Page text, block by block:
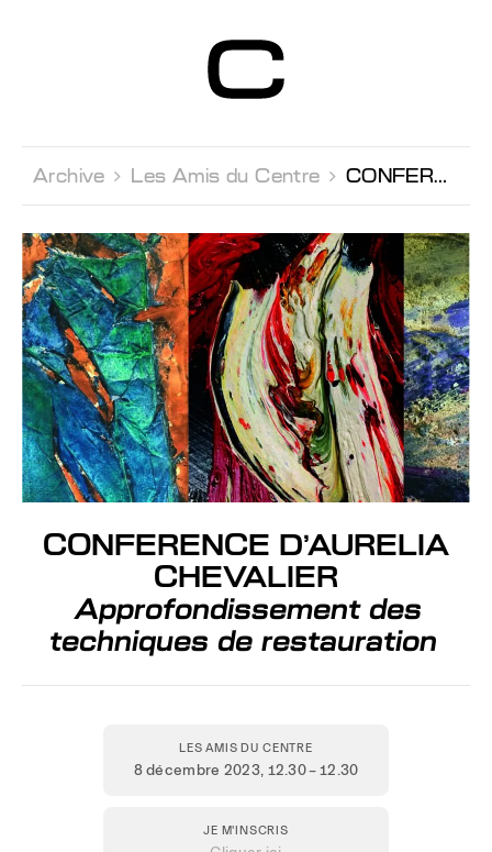
Contemporain
Genève
Archive  Les Amis du Centre  CONFERENCE
CONFERENCE D’AURELIA
CHEVALIER
Approfondissement des
techniques de restauration
LES AMIS DU CENTRE
8 décembre 2023, 12.30 – 12.30
JE M'INSCRIS